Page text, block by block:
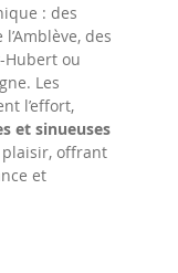
: des
des
Hubert ou
Les
l’effort,
et sinueuses
plaisir, offrant
et